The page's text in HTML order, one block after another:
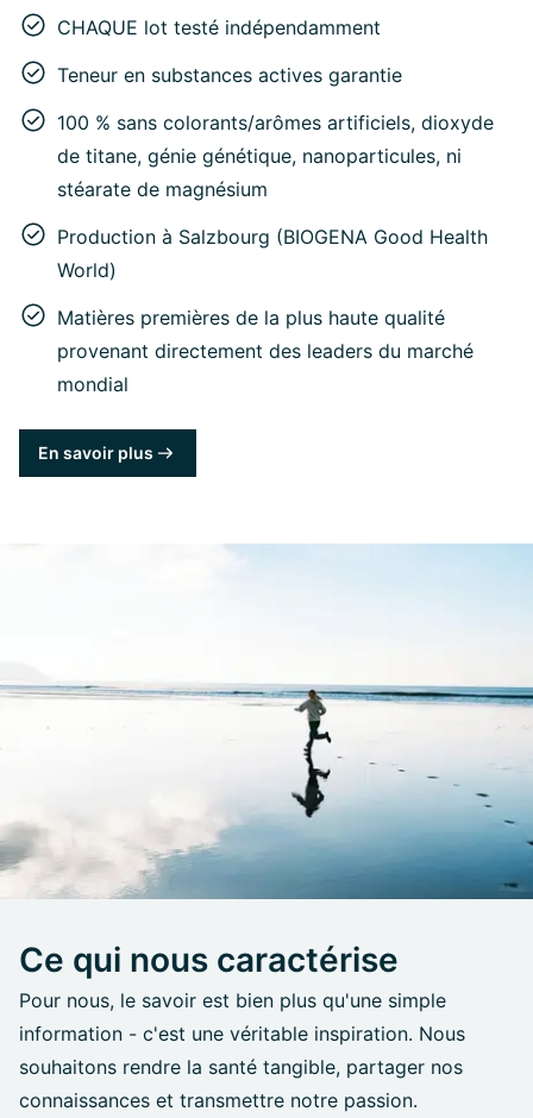
CHAQUE lot testé indépendamment
Teneur en substances actives garantie
100 % sans colorants/arômes artificiels, dioxyde
de titane, génie génétique, nanoparticules, ni
stéarate de magnésium
Production à Salzbourg (BIOGENA Good Health
World)
Matières premières de la plus haute qualité
provenant directement des leaders du marché
mondial
En savoir plus
Ce qui nous caractérise
Pour nous, le savoir est bien plus qu'une simple
information - c'est une véritable inspiration. Nous
souhaitons rendre la santé tangible, partager nos
connaissances et transmettre notre passion.